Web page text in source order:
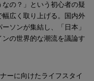
なの？」という初心者の疑
広く取り上げる。国内外
ソンが集結し、「日本」
の世界的な潮流を議論す
ーに向けたライフスタイ